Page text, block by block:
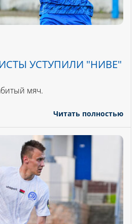
УСТУПИЛИ "НИВЕ"
мяч.
Читать полностью